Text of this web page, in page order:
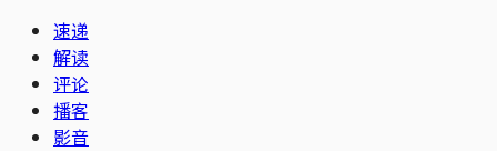
速递
解读
评论
播客
影音